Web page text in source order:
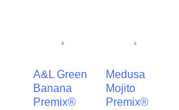
A&L Green
Banana
Premix®
Medusa
Mojito
Premix®